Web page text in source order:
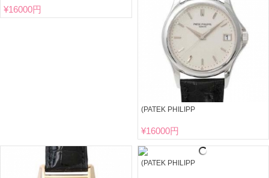
¥16000円
(PATEK PHILIPP
¥16000円
(PATEK PHILIPP